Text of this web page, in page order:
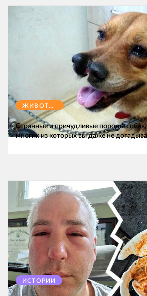
ЖИВОТНЫЕ
Странные и причудливые породы
многих из которых вы даже не
ИСТОРИИ